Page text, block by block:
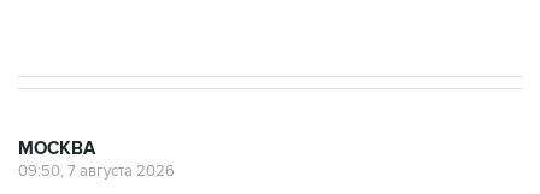
МОСКВА
09:50, 7 августа 2026